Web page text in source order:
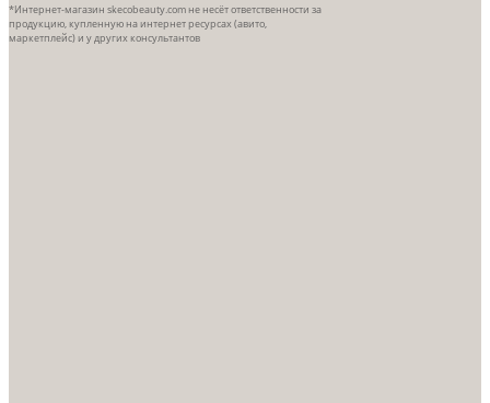
*Интернет-магазин skecobeauty.com не несёт ответственности за
продукцию, купленную на интернет ресурсах (авито,
маркетплейс) и у других консультантов